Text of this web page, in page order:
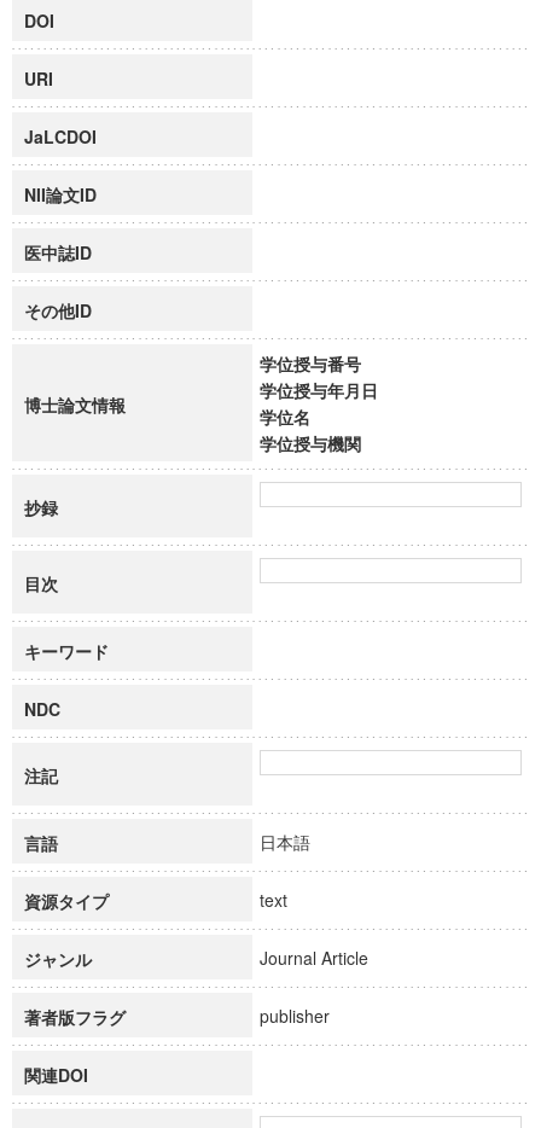
DOI
URI
JaLCDOI
NII論文ID
医中誌ID
その他ID
博士論文情報
学位授与番号
学位授与年月日
学位名
学位授与機関
抄録
目次
キーワード
NDC
注記
言語 日本語
資源タイプ text
ジャンル Journal Article
著者版フラグ publisher
関連DOI